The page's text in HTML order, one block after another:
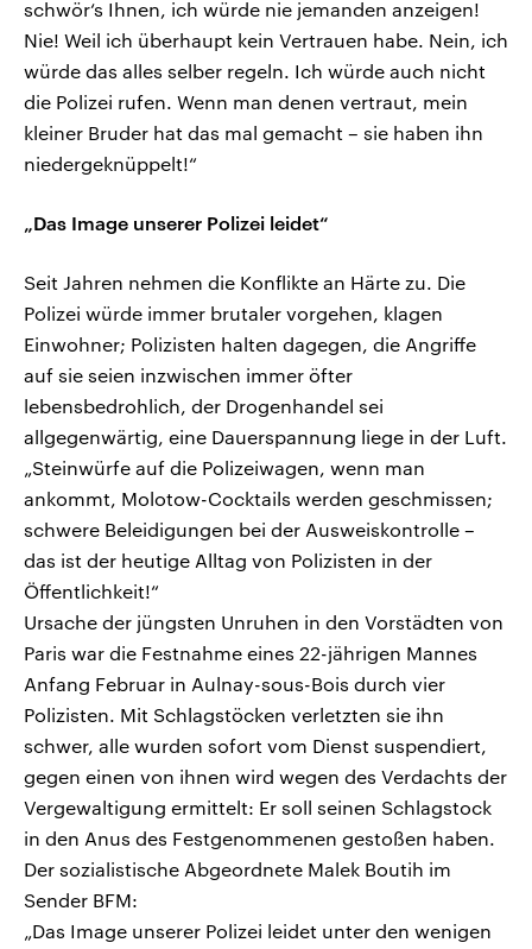
schwör‘s Ihnen, ich würde nie jemanden anzeigen!
Nie! Weil ich überhaupt kein Vertrauen habe. Nein, ich
würde das alles selber regeln. Ich würde auch nicht
die Polizei rufen. Wenn man denen vertraut, mein
kleiner Bruder hat das mal gemacht – sie haben ihn
niedergeknüppelt!“
„Das Image unserer Polizei leidet“
Seit Jahren nehmen die Konflikte an Härte zu. Die
Polizei würde immer brutaler vorgehen, klagen
Einwohner; Polizisten halten dagegen, die Angriffe
auf sie seien inzwischen immer öfter
lebensbedrohlich, der Drogenhandel sei
allgegenwärtig, eine Dauerspannung liege in der Luft.
„Steinwürfe auf die Polizeiwagen, wenn man
ankommt, Molotow-Cocktails werden geschmissen;
schwere Beleidigungen bei der Ausweiskontrolle –
das ist der heutige Alltag von Polizisten in der
Öffentlichkeit!“
Ursache der jüngsten Unruhen in den Vorstädten von
Paris war die Festnahme eines 22-jährigen Mannes
Anfang Februar in Aulnay-sous-Bois durch vier
Polizisten. Mit Schlagstöcken verletzten sie ihn
schwer, alle wurden sofort vom Dienst suspendiert,
gegen einen von ihnen wird wegen des Verdachts der
Vergewaltigung ermittelt: Er soll seinen Schlagstock
in den Anus des Festgenommenen gestoßen haben.
Der sozialistische Abgeordnete Malek Boutih im
Sender BFM:
„Das Image unserer Polizei leidet unter den wenigen